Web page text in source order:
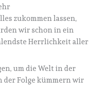
zukommen lassen,
wir schon in ein
Herrlichkeit aller
um die Welt in der
der Folge kümmern wir